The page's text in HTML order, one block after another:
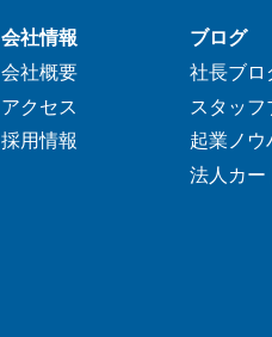
会社情報
会社概要
アクセス
採用情報
ブログ
社長ブロ
スタッフ
起業ノウ
法人カー